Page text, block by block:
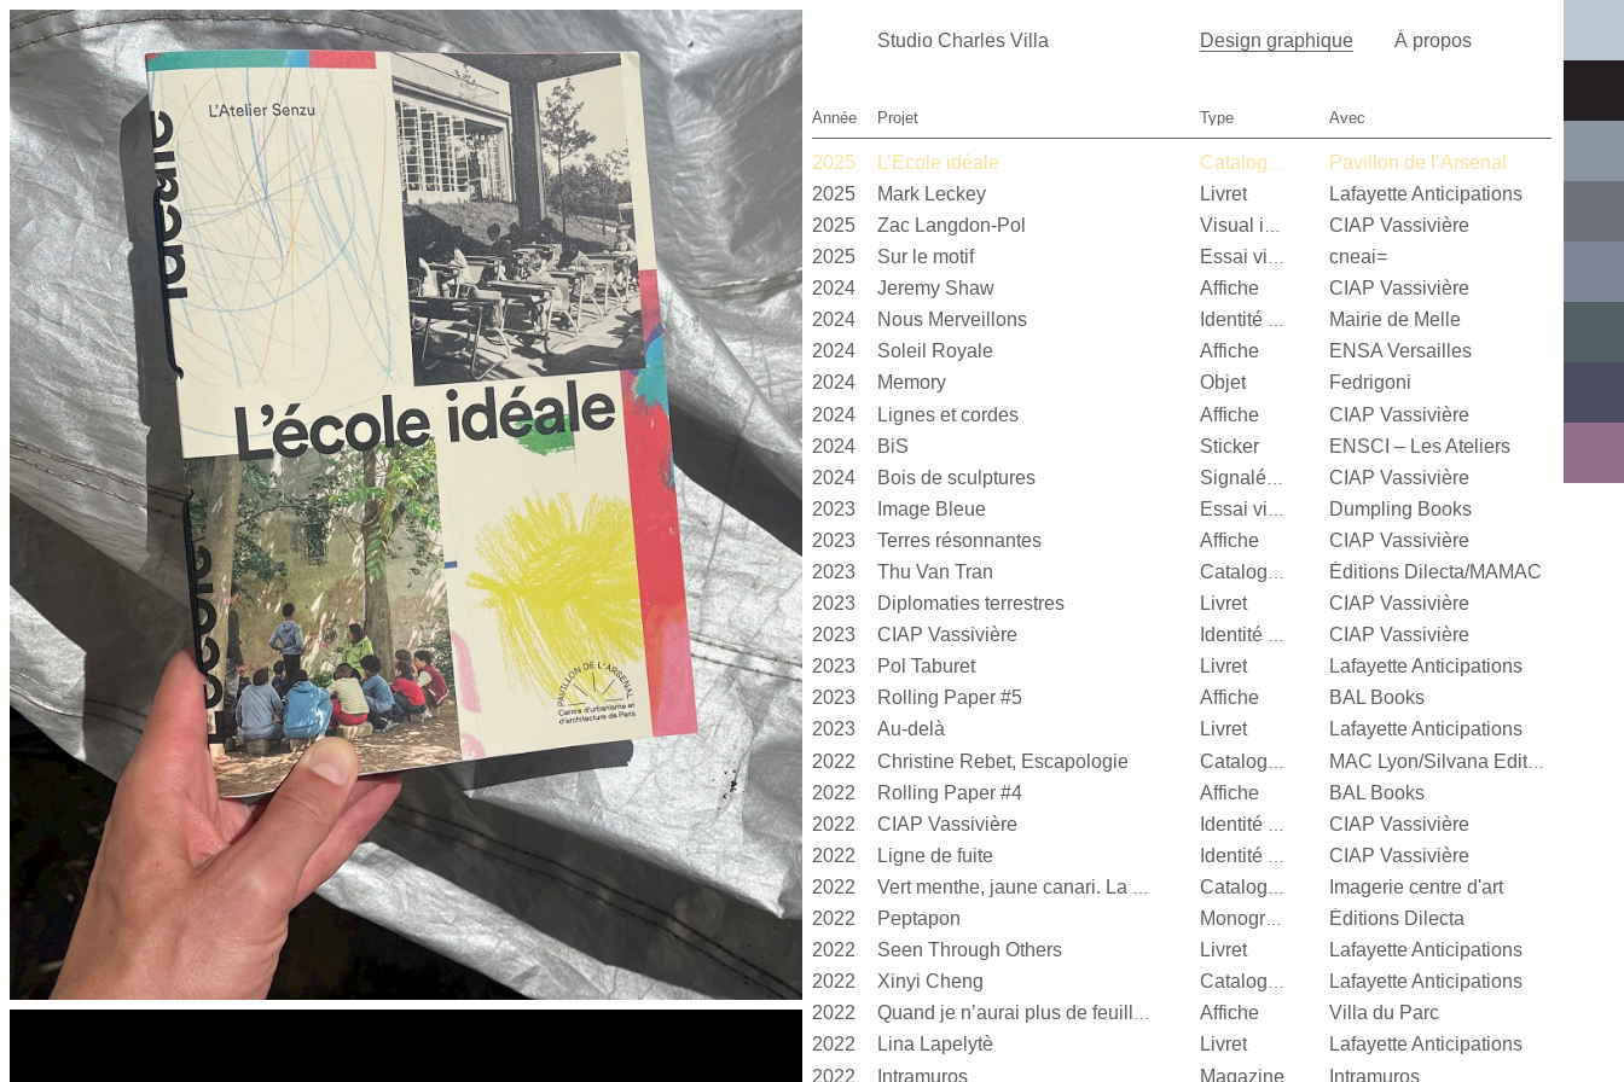
Studio Charles Villa Design graphique À propos
Année Projet Type Avec
2025 L’École idéale
Pavillon de l’Arsenal
2025
Mark Leckey Livret
Lafayette Anticipations
2025
Zac Langdon-Pol
CIAP Vassivière
2025
Sur le motif Essai visuel
cneai=
2024
Jeremy Shaw Affiche
CIAP Vassivière
2024
Nous Merveillons Identité visuelle
Mairie de Melle
2024
Soleil Royale Affiche
ENSA Versailles
2024
Memory Objet
Fedrigoni
2024
Lignes et cordes Affiche
CIAP Vassivière
2024
BiS Sticker
ENSCI – Les Ateliers
2024
Bois de sculptures
CIAP Vassivière
2023
Image Bleue
Dumpling Books
2023
Terres résonnantes Affiche
CIAP Vassivière
2023
Thu Van Tran Catalogue d’exposition
Éditions Dilecta/MAMAC
2023
Diplomaties terrestres Livret
CIAP Vassivière
2023
CIAP Vassivière Identité visuelle
CIAP Vassivière
2023
Pol Taburet Livret
Lafayette Anticipations
2023
Rolling Paper #5 Affiche
BAL Books
2023
Au-delà Livret
Lafayette Anticipations
2022
Christine Rebet, Escapologie MAC Lyon/Silvana Editoriale
2022 Rolling Paper #4 Affiche
BAL Books
2022
CIAP Vassivière
CIAP Vassivière
2022
Ligne de fuite
CIAP Vassivière
2022
Imagerie centre d'art
2022
Peptapon Monographie
Éditions Dilecta
2022
Seen Through Others Livret
Lafayette Anticipations
2022
Xinyi Cheng Catalogue d’exposition
Lafayette Anticipations
2022
Quand je n’aurai plus de feuille, […] Affiche
Villa du Parc
2022
Lina Lapelytè Livret
Lafayette Anticipations
2022
Intramuros Magazine Intramuros